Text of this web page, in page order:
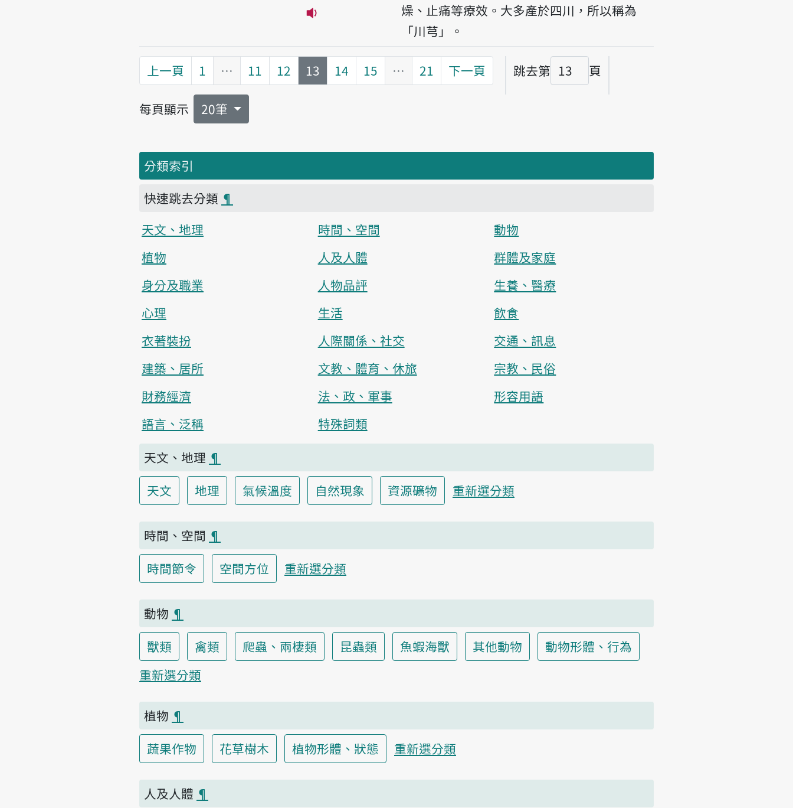
播放音讀tshuan-kiong
燥、止痛等療效。大多產於四川，所以稱為
「川芎」。
上一頁 1 … 11 12 第
13 14 15 … 21 下一頁 跳去第
頁碼
頁
每頁顯示 20筆
分類索引
快速跳去分類 ¶
天文、地理
時間、空間
動物
植物
人及人體
群體及家庭
身分及職業
人物品評
生養、醫療
心理
生活
飲食
衣著裝扮
人際關係、社交
交通、訊息
建築、居所
文教、體育、休旅
宗教、民俗
財務經濟
法、政、軍事
形容用語
語言、泛稱
特殊詞類
天文、地理 ¶
天文
地理 氣候溫度 自然現象 資源礦物 重新選分類
時間、空間 ¶
時間節令
空間方位 重新選分類
動物 ¶
獸類
禽類 爬蟲、兩棲類 昆蟲類 魚蝦海獸 其他動物
動物形體、行為
重新選分類
植物 ¶
蔬果作物
花草樹木 植物形體、狀態 重新選分類
人及人體 ¶